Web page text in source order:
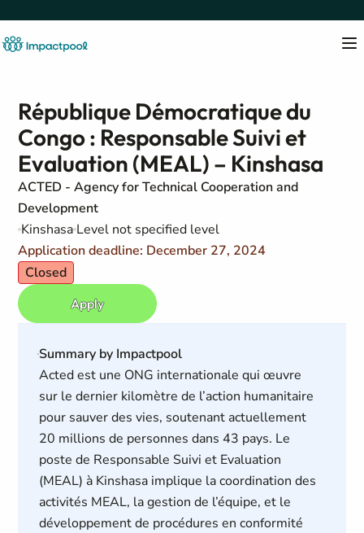
République Démocratique du
Congo : Responsable Suivi et
Evaluation (MEAL) – Kinshasa
ACTED - Agency for Technical Cooperation and
Development
Kinshasa Level not specified level
Application deadline: December 27, 2024
Closed
Apply
Summary by Impactpool
Acted est une ONG internationale qui œuvre
sur le dernier kilomètre de l’action humanitaire
pour sauver des vies, soutenant actuellement
20 millions de personnes dans 43 pays. Le
poste de Responsable Suivi et Evaluation
(MEAL) à Kinshasa implique la coordination des
activités MEAL, la gestion de l’équipe, et le
développement de procédures en conformité